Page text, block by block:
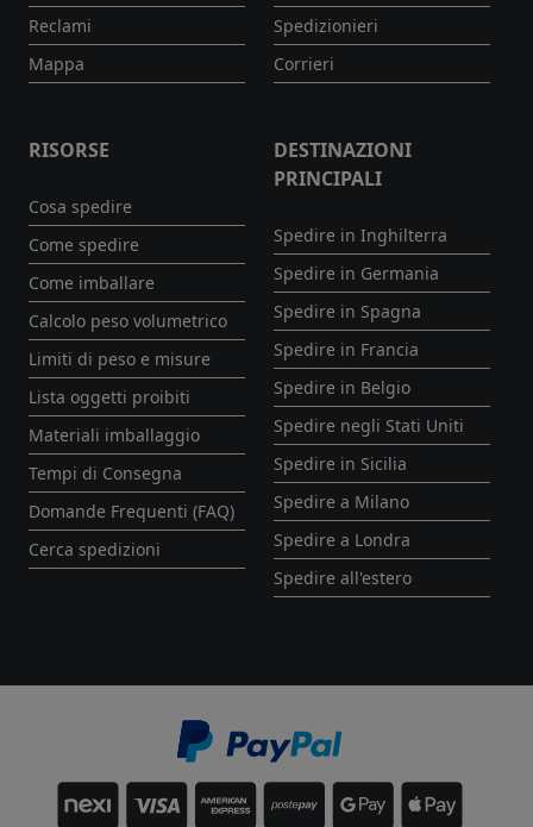
Reclami
Mappa
Spedizionieri
Corrieri
RISORSE
Cosa spedire
Come spedire
Come imballare
Calcolo peso volumetrico
Limiti di peso e misure
Lista oggetti proibiti
Materiali imballaggio
Tempi di Consegna
Domande Frequenti (FAQ)
Cerca spedizioni
DESTINAZIONI
PRINCIPALI
Spedire in Inghilterra
Spedire in Germania
Spedire in Spagna
Spedire in Francia
Spedire in Belgio
Spedire negli Stati Uniti
Spedire in Sicilia
Spedire a Milano
Spedire a Londra
Spedire all'estero